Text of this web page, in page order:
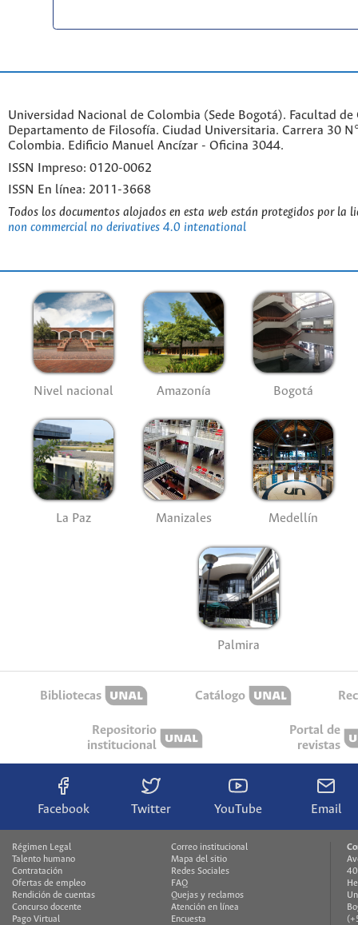
Universidad Nacional de Colombia (Sede Bogotá). Facultad de
Departamento de Filosofía. Ciudad Universitaria. Carrera 30
Colombia. Edificio Manuel Ancízar - Oficina 3044.
ISSN Impreso: 0120-0062
ISSN En línea: 2011-3668
Todos los documentos alojados en esta web están protegidos por la
non commercial no derivatives 4.0 intenational
Nivel nacional Amazonía Bogotá
La Paz Manizales Medellín
Palmira
Bibliotecas Catálogo
Repositorio
institucional
Portal de
revistas
Facebook Twitter YouTube Email
Régimen Legal
Talento humano
Contratación
Ofertas de empleo
Rendición de cuentas
Concurso docente
Pago Virtual
Correo institucional
Mapa del sitio
Redes Sociales
FAQ
Quejas y reclamos
Atención en línea
Encuesta